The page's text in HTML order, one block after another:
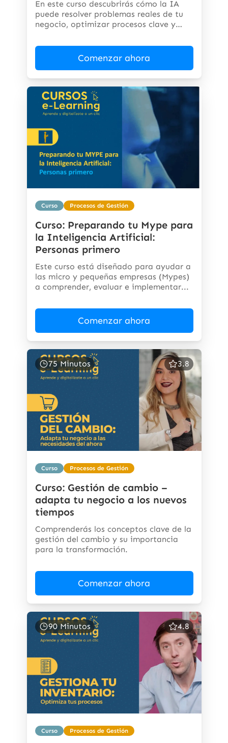
En este curso descubrirás cómo la IA
puede resolver problemas reales de tu
negocio, optimizar procesos clave y
Comenzar ahora
Curso Procesos de Gestión
Curso: Preparando tu Mype para
la Inteligencia Artificial:
Personas primero
Este curso está diseñado para ayudar a
las micro y pequeñas empresas (Mypes)
a comprender, evaluar e implementar...
Comenzar ahora
75 Minutos 3.8
Curso Procesos de Gestión
Curso: Gestión de cambio –
adapta tu negocio a los nuevos
tiempos
Comprenderás los conceptos clave de la
gestión del cambio y su importancia
para la transformación.
Comenzar ahora
90 Minutos 4.8
Curso Procesos de Gestión